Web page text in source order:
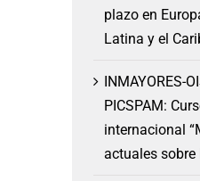
plazo en
Latina y el
INMAYORES-
PICSPAM:
internacional
actuales sobre